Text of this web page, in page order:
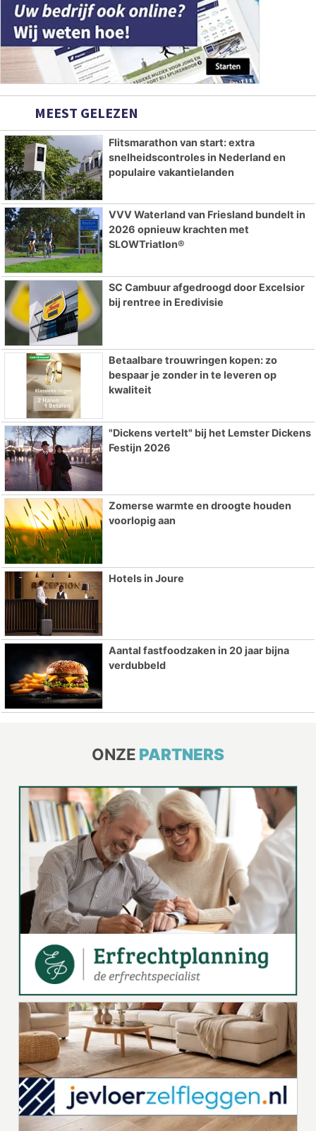
MEEST GELEZEN
Flitsmarathon van start: extra
snelheidscontroles in Nederland en
populaire vakantielanden
VVV Waterland van Friesland bundelt in
2026 opnieuw krachten met
SLOWTriatlon®
SC Cambuur afgedroogd door Excelsior
bij rentree in Eredivisie
Betaalbare trouwringen kopen: zo
bespaar je zonder in te leveren op
kwaliteit
"Dickens vertelt" bij het Lemster Dickens
Festijn 2026
Zomerse warmte en droogte houden
voorlopig aan
Hotels in Joure
Aantal fastfoodzaken in 20 jaar bijna
verdubbeld
ONZE PARTNERS